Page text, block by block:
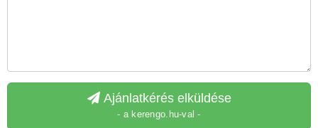
Ajánlatkérés elküldése
- a kerengo.hu-val -